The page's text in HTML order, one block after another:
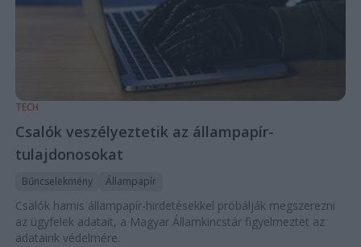
TECH
Csalók veszélyeztetik az állampapír-
tulajdonosokat
Bűncselekmény Állampapír
Csalók hamis állampapír-hirdetésekkel próbálják megszerezni
az ügyfelek adatait, a Magyar Államkincstár figyelmeztet az
adataink védelmére.